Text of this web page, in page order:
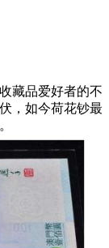
藏品爱好者的不
，如今荷花钞最